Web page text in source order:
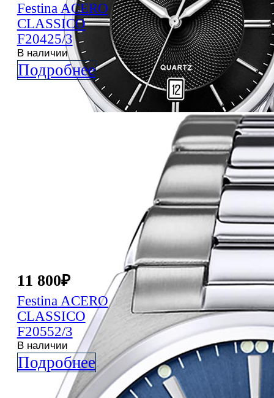
FestinaACERO
CLASSICO
F20425/3
В наличии
Подробнее
11 800₽
FestinaACERO
CLASSICO
F20552/3
В наличии
Подробнее